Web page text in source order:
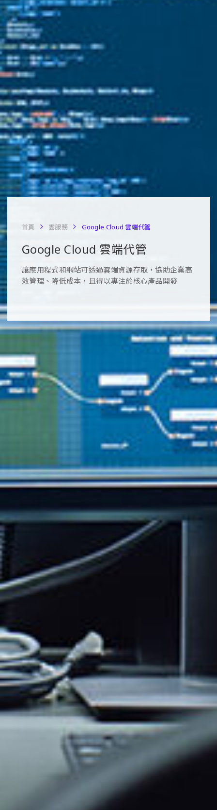
首頁 雲服務 Google Cloud 雲端代管
Google Cloud 雲端代管
讓應用程式和網站可透過雲端資源存取，協助企業高
效管理、降低成本，且得以專注於核心產品開發